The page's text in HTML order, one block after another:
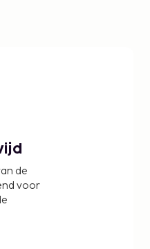
de
voor